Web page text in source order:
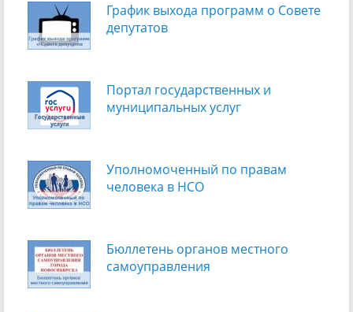
График выхода программ о Cовете
депутатов
Портал государственных и
муниципальных услуг
Уполномоченный по правам
человека в НСО
Бюллетень органов местного
самоуправления